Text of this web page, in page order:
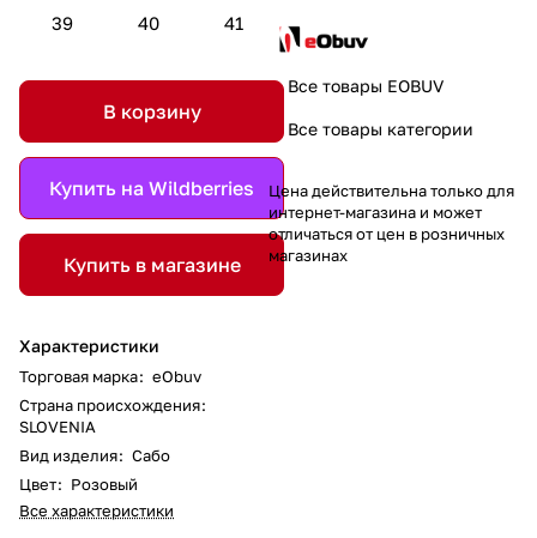
39 40 41
В корзину
Купить на Wildberries
Купить в магазине
Характеристики
Торговая марка: eObuv
Страна происхождения:
SLOVENIA
Вид изделия: Сабо
Цвет: Розовый
Все характеристики
Все товары EOBUV
Все товары категории
Цена действительна только для
интернет-магазина и может
отличаться от цен в розничных
магазинах